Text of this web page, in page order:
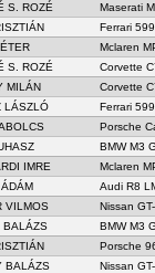
S. ROZÉ
Maserati
Ferrari
Mclaren
S. ROZÉ
Corvette
MILÁN
Corvette
LÁSZLÓ
Ferrari
Porsche
BMW M3
IMRE
Mclaren
Audi R8
VILMOS
Nissan
BALÁZS
BMW M3
Porsche
BALÁZS
Nissan